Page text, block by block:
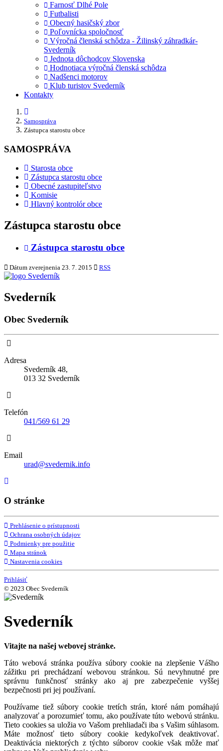
Farnosť Dlhé Pole
Futbalisti
Obecný hasičský zbor
Poľovnícka spoločnosť
Výročná členská schôdza - Žilinský záhradkár-
Svederník
Jednota dôchodcov Slovenska
Hodnotiaca výročná členská schôdza
Nadšenci motorov
Klub turistov Svederník
Kontakty
Samospráva
Zástupca starostu obce
SAMOSPRÁVA
Starosta obce
Zástupca starostu obce
Obecné zastupiteľstvo
Komisie
Hlavný kontrolór obce
Zástupca starostu obce
Zástupca starostu obce
Dátum zverejnenia 23. 7. 2015 RSS
Svederník
Obec Svederník
Adresa
Svederník 48,
013 32 Svederník
Telefón
041/569 61 29
Email
urad@svedernik.info
O stránke
Prehlásenie o prístupnosti
Ochrana osobných údajov
Podmienky pre použitie
Mapa stránok
Nastavenia cookies
Prihlásiť
© 2023 Obec Svederník
Svederník
Vitajte na našej webovej stránke.
Táto webová stránka používa súbory cookie na zlepšenie Vášho
zážitku pri prechádzaní webovou stránkou. Sú nevyhnutné pre
správnu funkčnosť stránky ako aj pre zabezpečenie vyššej
bezpečnosti pri jej používaní.
Používame tiež súbory cookie tretích strán, ktoré nám pomáhajú
analyzovať a porozumieť tomu, ako používate túto webovú stránku.
Tieto cookies sa uložia vo Vašom prehliadači iba s Vašim súhlasom.
Máte možnosť tieto súbory cookie kedykoľvek deaktivovať.
Deaktivácia niektorých z týchto súborov cookie však môže mať